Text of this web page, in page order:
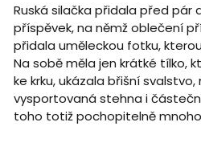
Ruská silačka přidala před pár
příspěvek, na němž oblečení
přidala uměleckou fotku,
Na sobě měla jen krátké tílko,
ke krku, ukázala břišní
vysportovaná stehna i
toho totiž pochopitelně